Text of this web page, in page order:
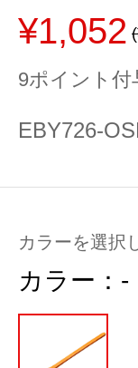
¥1,052
9ポイント付
EBY726-
カラーを選択
カラー： -